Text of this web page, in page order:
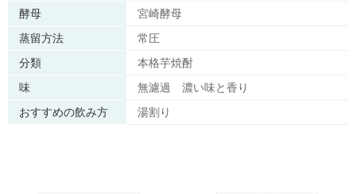
酵母
宮崎酵母
蒸留方法
常圧
分類
本格芋焼酎
味
無濾過 濃い味と香り
おすすめの飲み方
湯割り